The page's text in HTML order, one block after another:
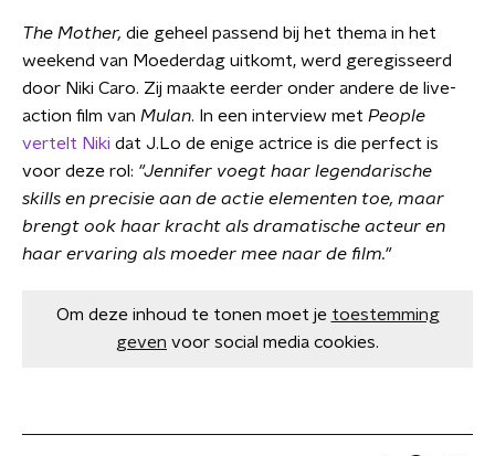
The Mother, die geheel passend bij het thema in het
weekend van Moederdag uitkomt, werd geregisseerd
door Niki Caro. Zij maakte eerder onder andere de live-
action film van Mulan. In een interview met People
vertelt Niki dat J.Lo de enige actrice is die perfect is
voor deze rol: "Jennifer voegt haar legendarische
skills en precisie aan de actie elementen toe, maar
brengt ook haar kracht als dramatische acteur en
haar ervaring als moeder mee naar de film."
Om deze inhoud te tonen moet je toestemming
geven voor social media cookies.